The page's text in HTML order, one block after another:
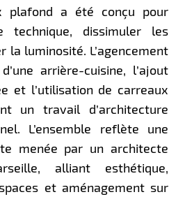
plafond a été conçu pour
technique, dissimuler les
la luminosité. L’agencement
arrière-cuisine, l’ajout
et l’utilisation de carreaux
un travail d’architecture
L’ensemble reflète une
menée par un architecte
alliant esthétique,
et aménagement sur